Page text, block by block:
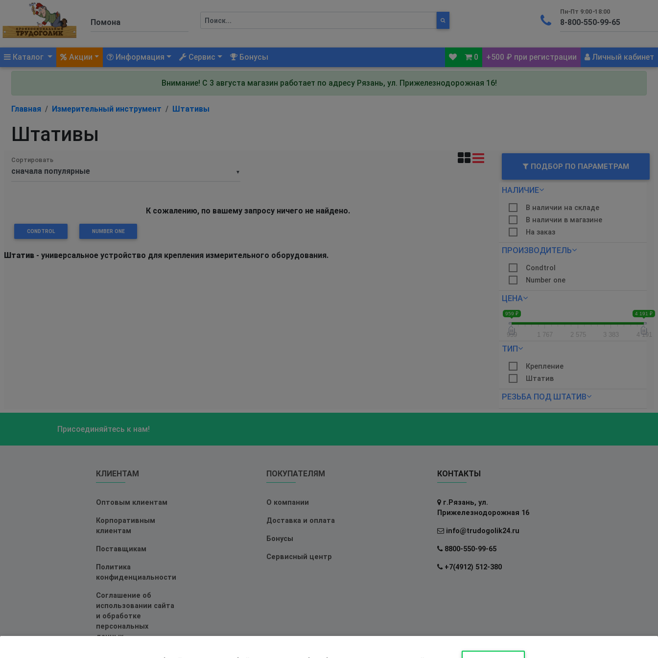
Пн-Пт 9:00-18:00
Каталог (current)Акции Информация Сервис Бонусы 0 +500 ₽ при регистрации Личный кабинет
Внимание! С 3 августа магазин работает по адресу Рязань, ул. Прижелезнодорожная 16!
Главная Измерительный инструмент Штативы
Штативы
ПОДБОР ПО ПАРАМЕТРАМ
НАЛИЧИЕ
В наличии на складе
В наличии в магазине
На заказ
ПРОИЗВОДИТЕЛЬ
Condtrol
Number one
ЦЕНА
959 ₽ 4 191 ₽
959 1 767 2 575 3 383 4 191
ТИП
Крепление
Штатив
РЕЗЬБА ПОД ШТАТИВ
▼
Сортировать
К сожалению, по вашему запросу ничего не найдено.
CONDTROL NUMBER ONE
Штатив - универсальное устройство для крепления измерительного оборудования.
Присоединяйтесь к нам!
КЛИЕНТАМ
Оптовым клиентам
Корпоративным
клиентам
Поставщикам
Политика
конфиденциальности
Соглашение об
использовании сайта
и обработке
персональных
данных
ПОКУПАТЕЛЯМ
О компании
Доставка и оплата
Бонусы
Сервисный центр
КОНТАКТЫ
г.Рязань, ул.
Прижелезнодорожная 16
info@trudogolik24.ru
8800-550-99-65
+7(4912) 512-380